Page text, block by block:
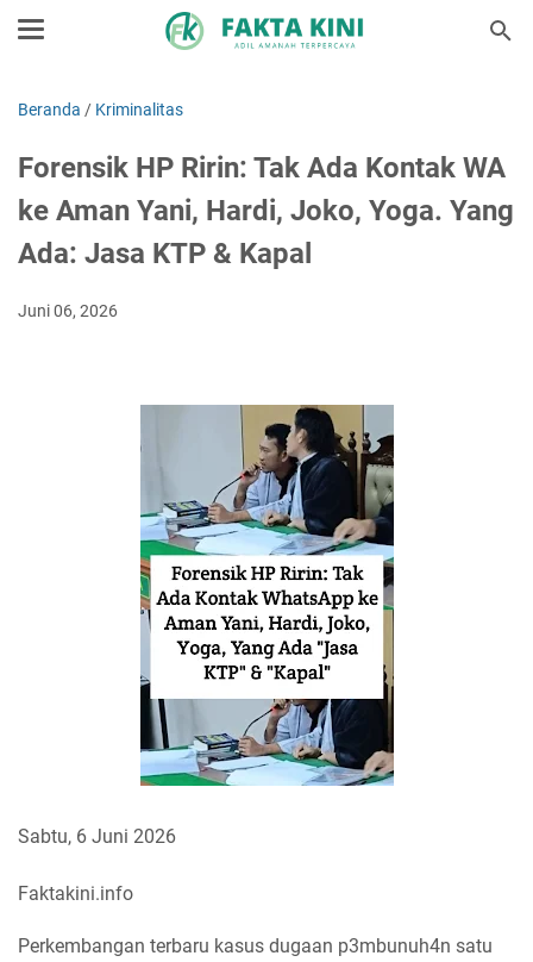
Beranda / Kriminalitas
Forensik HP Ririn: Tak Ada Kontak WA
ke Aman Yani, Hardi, Joko, Yoga. Yang
Ada: Jasa KTP & Kapal
Juni 06, 2026
Sabtu, 6 Juni 2026
Faktakini.info
Perkembangan terbaru kasus dugaan p3mbunuh4n satu